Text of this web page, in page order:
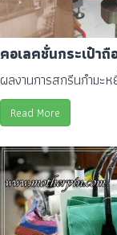
คอเลคชั่นกระเป๋า
ผลงานการสกรีนกำมะ
Read More